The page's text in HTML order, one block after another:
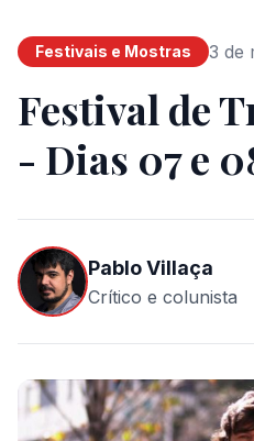
Festivais e Mostras 3 de
Festival de
- Dias 07 e
Pablo Villaça
Crítico e colunista